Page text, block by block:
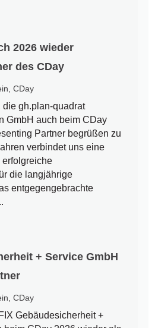
2026 wieder
des CDay
,CDay
die gh.plan-quadrat
GmbH auch beim CDay
Partner begrüßen zu
verbindet uns eine
die langjährige
entgegengebrachte
+ Service GmbH
,CDay
Gebäudesicherheit +